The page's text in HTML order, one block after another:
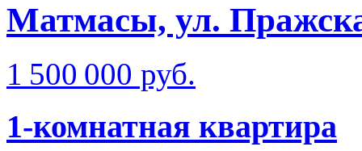
Матмаcы, ул.
1 500 000 руб.
1-комнатная квартира